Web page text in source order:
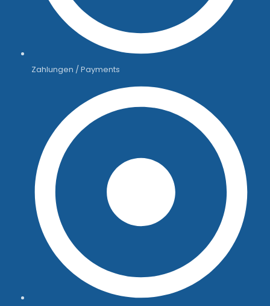
Zahlungen / Payments